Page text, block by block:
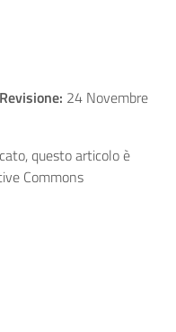
Revisione: 24 Novembre
questo articolo è
Commons